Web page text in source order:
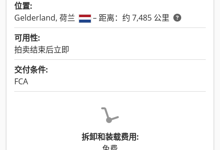
位置:
Gelderland, 荷兰
– 距离：约 7,485 公里
可用性:
拍卖结束后立即
交付条件:
FCA
拆卸和装载费用: